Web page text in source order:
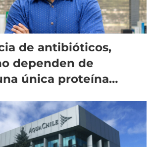
de antibióticos,
dependen de
única proteína